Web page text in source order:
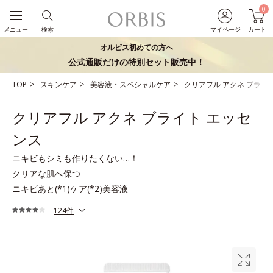
マイページ
0
カート
検索
メニュー
オルビス初めての方へ
公式通販だけの特別セット販売中！
TOP スキンケア 美容液・スペシャルケア クリアフル アクネ ブライ
クリアフル アクネ ブライト エッセ
ンス
ニキビもシミも作りたくない…！
クリアな肌へ保つ
ニキビあと(*1)ケア(*2)美容液
124件